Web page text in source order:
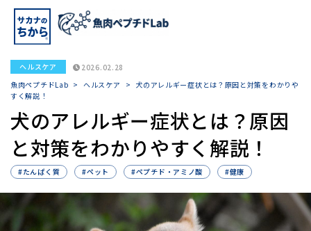
ヘルスケア
2026.02.28
魚肉ペプチドLab > ヘルスケア > 犬のアレルギー症状とは？原因と対策をわかりや
すく解説！
犬のアレルギー症状とは？原因
と対策をわかりやすく解説！
#たんぱく質 #ペット #ペプチド・アミノ酸 #健康